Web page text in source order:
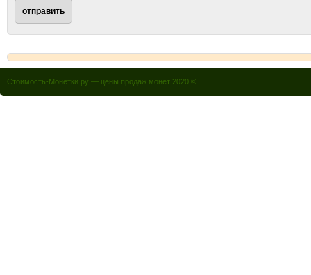
Стоимость-Монетки.ру — цены продаж монет 2020 ©